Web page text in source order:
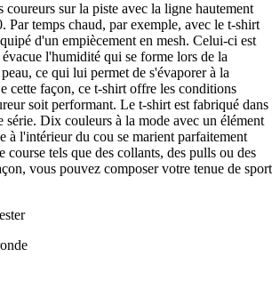
sur la piste avec la ligne hautement
temps chaud, par exemple, avec le t-shirt
d'un empiècement en mesh. Celui-ci est
l'humidité qui se forme lors de la
ce qui lui permet de s'évaporer à la
cette façon, ce t-shirt offre les conditions
soit performant. Le t-shirt est fabriqué dans
série. Dix couleurs à la mode avec un élément
à l'intérieur du cou se marient parfaitement
course tels que des collants, des pulls ou des
vous pouvez composer votre tenue de sport